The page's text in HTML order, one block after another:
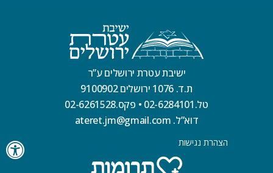
ישיבת עטרת ירושלים ע”ר
ת.ד. 1076 ירושלים 9100902
טל.02-6284101
• פקס.02-6261528
דוא”ל. ateret.jm@gmail.com
הצהרת נגישות